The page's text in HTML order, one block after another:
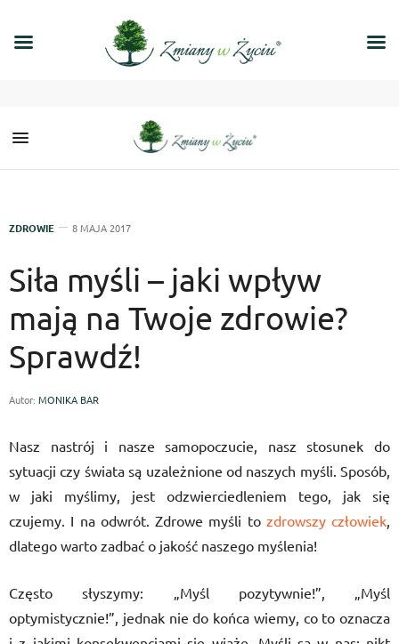
ZDROWIE 8 MAJA 2017
Siła myśli – jaki wpływ
mają na Twoje zdrowie?
Sprawdź!
Autor: MONIKA BAR
Nasz nastrój i nasze samopoczucie, nasz stosunek do
sytuacji czy świata są uzależnione od naszych myśli. Sposób,
w jaki myślimy, jest odzwierciedleniem tego, jak się
czujemy. I na odwrót. Zdrowe myśli to zdrowszy człowiek,
dlatego warto zadbać o jakość naszego myślenia!
Często słyszymy: „Myśl pozytywnie!”, „Myśl
optymistycznie!”, jednak nie do końca wiemy, co to oznacza